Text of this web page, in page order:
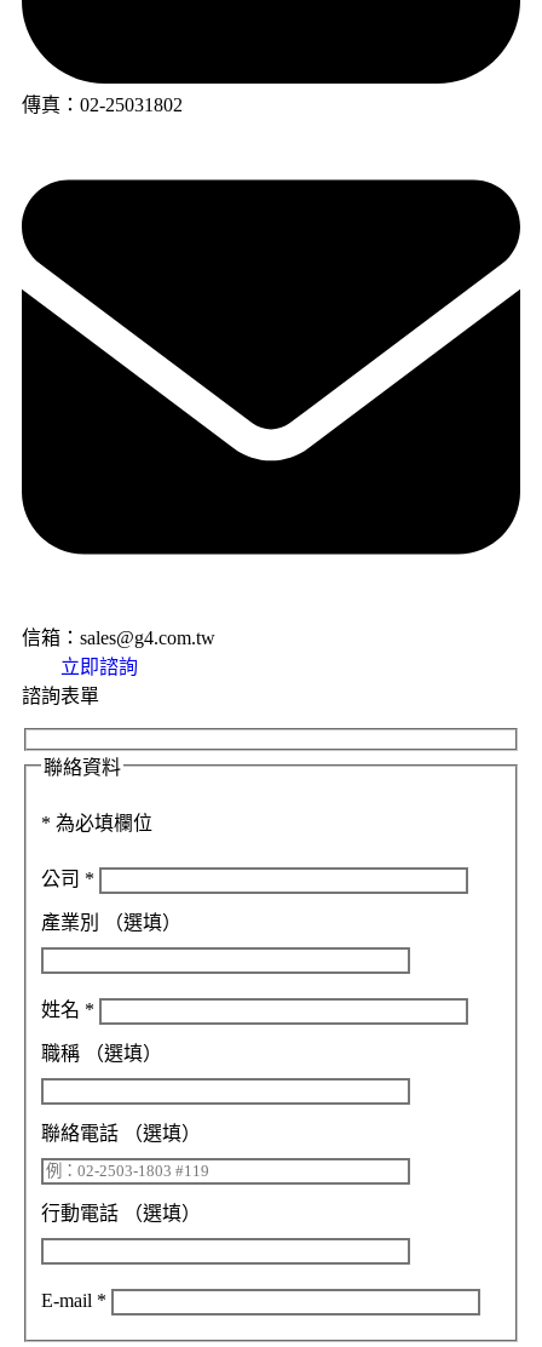
傳真：02-25031802
信箱：sales@g4.com.tw
立即諮詢
諮詢表單
聯絡資料
* 為必填欄位
公司 *
產業別 （選填）
姓名 *
職稱 （選填）
聯絡電話 （選填）
行動電話 （選填）
E-mail *